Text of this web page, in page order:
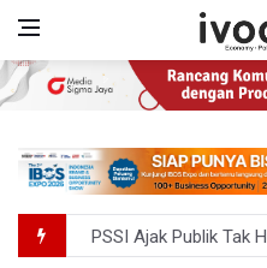
PSSI Ajak Publik Tak